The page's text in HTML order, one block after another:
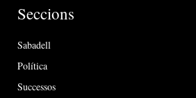
Seccions
Sabadell
Política
Successos